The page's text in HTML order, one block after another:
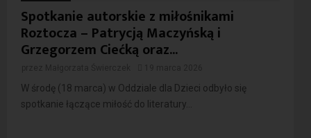
Spotkanie autorskie z miłośnikami
Roztocza – Patrycją Maczyńską i
Grzegorzem Ciećką oraz...
W środę (18 marca) w Oddziale dla Dzieci odbyło się
spotkanie łączące miłość do literatury...